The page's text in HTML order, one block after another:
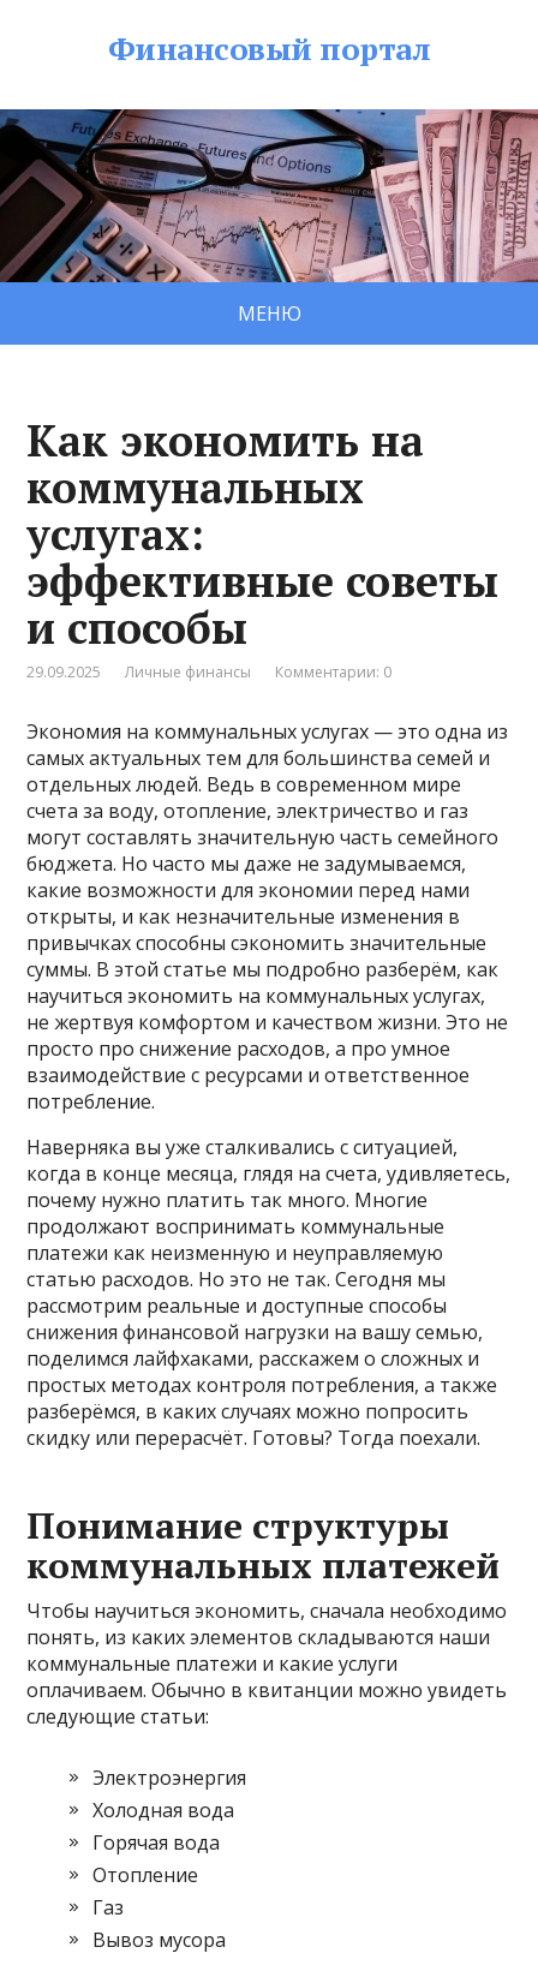
Финансовый портал
МЕНЮ
Как экономить на
коммунальных
услугах:
эффективные советы
и способы
29.09.2025 Личные финансы Комментарии: 0
Экономия на коммунальных услугах — это одна из
самых актуальных тем для большинства семей и
отдельных людей. Ведь в современном мире
счета за воду, отопление, электричество и газ
могут составлять значительную часть семейного
бюджета. Но часто мы даже не задумываемся,
какие возможности для экономии перед нами
открыты, и как незначительные изменения в
привычках способны сэкономить значительные
суммы. В этой статье мы подробно разберём, как
научиться экономить на коммунальных услугах,
не жертвуя комфортом и качеством жизни. Это не
просто про снижение расходов, а про умное
взаимодействие с ресурсами и ответственное
потребление.
Наверняка вы уже сталкивались с ситуацией,
когда в конце месяца, глядя на счета, удивляетесь,
почему нужно платить так много. Многие
продолжают воспринимать коммунальные
платежи как неизменную и неуправляемую
статью расходов. Но это не так. Сегодня мы
рассмотрим реальные и доступные способы
снижения финансовой нагрузки на вашу семью,
поделимся лайфхаками, расскажем о сложных и
простых методах контроля потребления, а также
разберёмся, в каких случаях можно попросить
скидку или перерасчёт. Готовы? Тогда поехали.
Понимание структуры
коммунальных платежей
Чтобы научиться экономить, сначала необходимо
понять, из каких элементов складываются наши
коммунальные платежи и какие услуги
оплачиваем. Обычно в квитанции можно увидеть
следующие статьи:
Электроэнергия
Холодная вода
Горячая вода
Отопление
Газ
Вывоз мусора